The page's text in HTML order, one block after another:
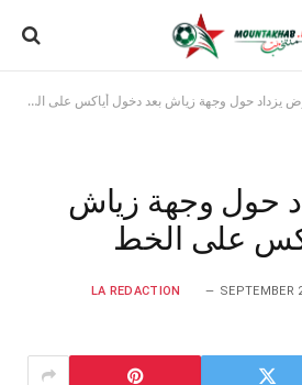
يزداد حول وجهة زياش بعد دخول أياكس على الخط
حول وجهة زياش
على الخط
LA REDACTION SEPTEMBER